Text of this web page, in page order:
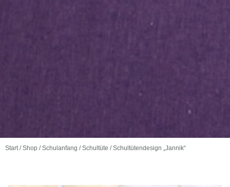
Start/Shop /Schulanfang /Schultüte / Schultütendesign „Jannik“